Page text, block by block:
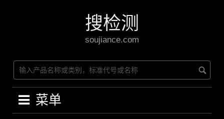
搜检测
soujiance.com
菜单